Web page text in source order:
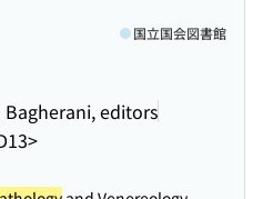
editors
国立国会図書館